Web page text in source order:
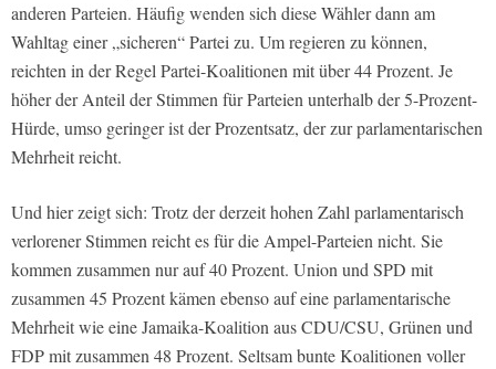
anderen Parteien. Häufig wenden sich diese Wähler dann am
Wahltag einer „sicheren“ Partei zu. Um regieren zu können,
reichten in der Regel Partei-Koalitionen mit über 44 Prozent. Je
höher der Anteil der Stimmen für Parteien unterhalb der 5-Prozent-
Hürde, umso geringer ist der Prozentsatz, der zur parlamentarischen
Mehrheit reicht.
Und hier zeigt sich: Trotz der derzeit hohen Zahl parlamentarisch
verlorener Stimmen reicht es für die Ampel-Parteien nicht. Sie
kommen zusammen nur auf 40 Prozent. Union und SPD mit
zusammen 45 Prozent kämen ebenso auf eine parlamentarische
Mehrheit wie eine Jamaika-Koalition aus CDU/CSU, Grünen und
FDP mit zusammen 48 Prozent. Seltsam bunte Koalitionen voller